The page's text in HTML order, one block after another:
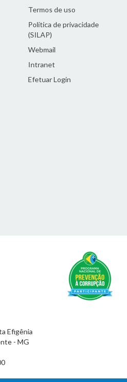
Termos de uso
Política de privacidade
(SILAP)
Webmail
Intranet
Efetuar Login
Efigênia
- MG